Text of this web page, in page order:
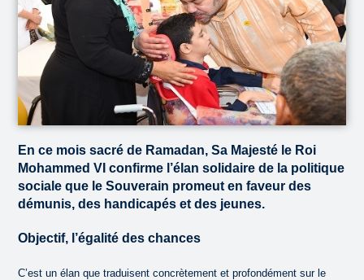
En ce mois sacré de Ramadan, Sa Majesté le Roi
Mohammed VI confirme l’élan solidaire de la politique
sociale que le Souverain promeut en faveur des
démunis, des handicapés et des jeunes.
Objectif, l’égalité des chances
C’est un élan que traduisent concrètement et profondément sur le